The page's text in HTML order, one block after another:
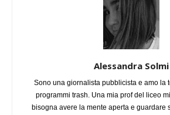
Alessandra Solmi
Sono una giornalista pubblicista e amo la
programmi trash. Una mia prof del liceo
bisogna avere la mente aperta e guardare